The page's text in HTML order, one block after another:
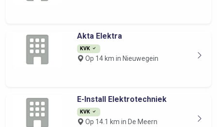
Akta Elektra
KVK
Op 14 km in Nieuwegein
E-Install Elektrotechniek
KVK
Op 14.1 km in De Meern